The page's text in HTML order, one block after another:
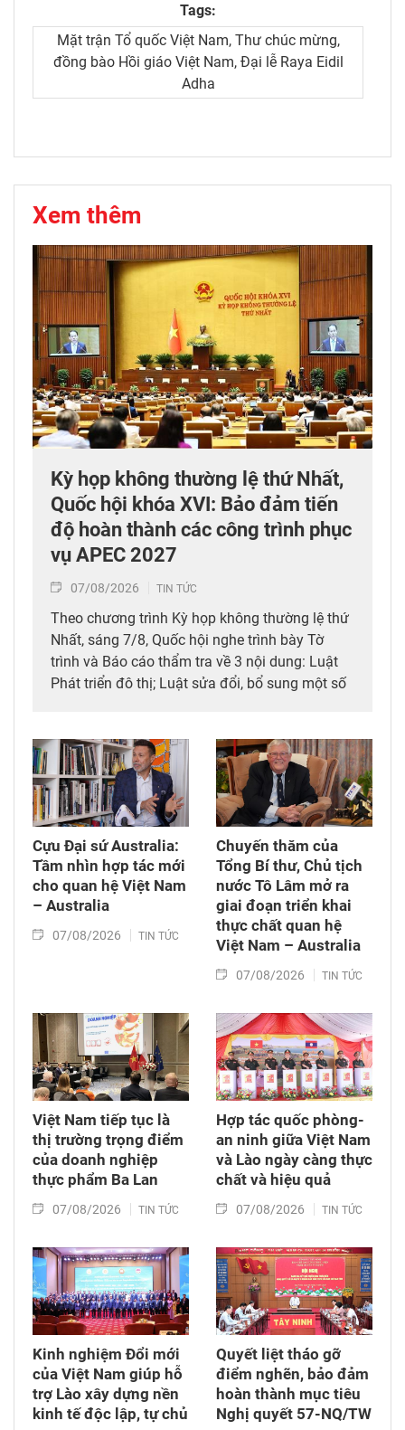
Tags:
Mặt trận Tổ quốc Việt Nam, Thư chúc mừng,
đồng bào Hồi giáo Việt Nam, Đại lễ Raya Eidil
Adha
Xem thêm
Kỳ họp không thường lệ thứ Nhất,
Quốc hội khóa XVI: Bảo đảm tiến
độ hoàn thành các công trình phục
vụ APEC 2027
07/08/2026 TIN TỨC
Theo chương trình Kỳ họp không thường lệ thứ
Nhất, sáng 7/8, Quốc hội nghe trình bày Tờ
trình và Báo cáo thẩm tra về 3 nội dung: Luật
Phát triển đô thị; Luật sửa đổi, bổ sung một số
nghiệp và môi trường; Luật sửa đổi, bổ sung
một số điều của Luật Tần số vô tuyến điện,
Luật Viễn thông, Luật Giao dịch điện tử và Luật
Chuyển giao công nghệ. Sau đó, Quốc hội thảo
luận ở tổ về 3 dự án Luật trên.
Cựu Đại sứ Australia:
Tầm nhìn hợp tác mới
cho quan hệ Việt Nam
– Australia
07/08/2026 TIN TỨC
Chuyến thăm của
Tổng Bí thư, Chủ tịch
nước Tô Lâm mở ra
giai đoạn triển khai
thực chất quan hệ
Việt Nam – Australia
07/08/2026 TIN TỨC
Việt Nam tiếp tục là
thị trường trọng điểm
của doanh nghiệp
thực phẩm Ba Lan
07/08/2026 TIN TỨC
Hợp tác quốc phòng-
an ninh giữa Việt Nam
và Lào ngày càng thực
chất và hiệu quả
07/08/2026 TIN TỨC
Kinh nghiệm Đổi mới
của Việt Nam giúp hỗ
trợ Lào xây dựng nền
kinh tế độc lập, tự chủ
Quyết liệt tháo gỡ
điểm nghẽn, bảo đảm
hoàn thành mục tiêu
Nghị quyết 57-NQ/TW